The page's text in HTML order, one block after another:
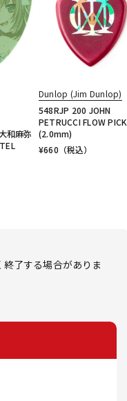
和麻弥
Dunlop (Jim Dunlop)
548RJP 200 JOHN
PETRUCCI FLOW PICK
(2.0mm)
¥660 （税込）
了する場合がありま